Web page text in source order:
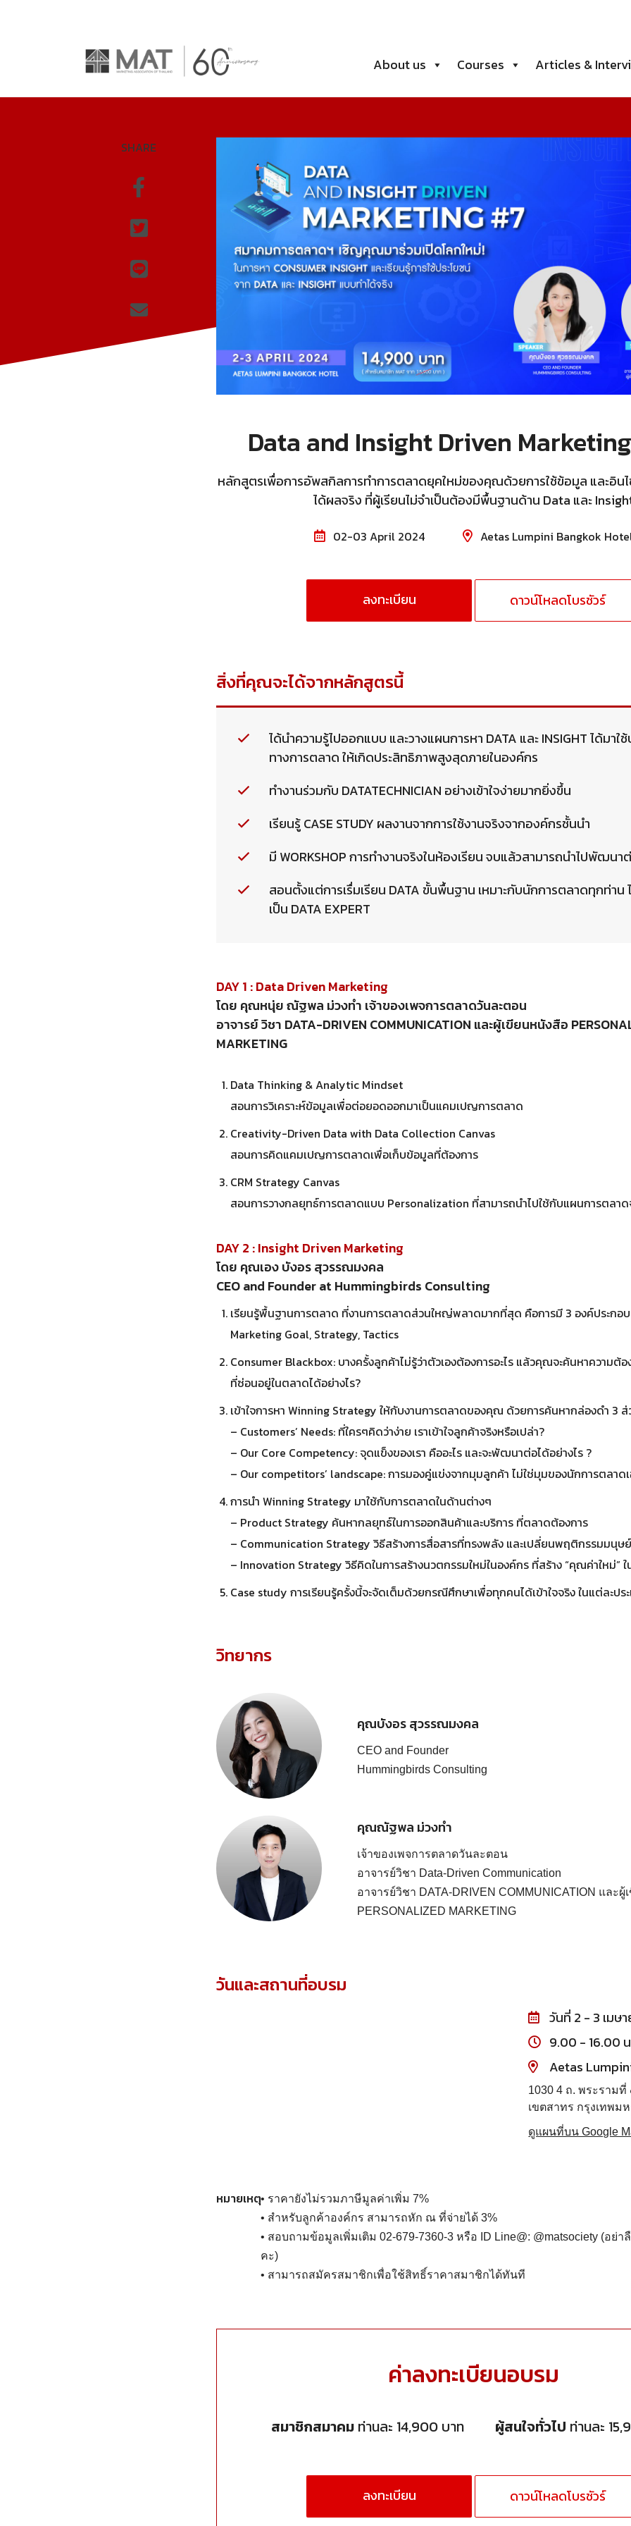
About us
Courses Articles &
SHARE
Data and Insight Driven
หลักสูตรเพื่อการอัพสกิลการทำการตลาดยุคใหม่ของคุณด้วยการใช้ข้อมูล และอิน
ได้ผลจริง ที่ผู้เรียนไม่จำเป็นต้องมีพื้นฐานด้าน Data และ
02-03 April 2024 Aetas Lumpini Bangkok
ลงทะเบียน ดาวน์โหลดโบรชัวร์
สิ่งที่คุณจะได้จากหลักสูตรนี้
ได้นำความรู้ไปออกแบบ และวางแผนการหา DATA และ INSIGHT ได้มาใ
ทางการตลาด ให้เกิดประสิทธิภาพสูงสุดภายในองค์กร
ทำงานร่วมกับ DATATECHNICIAN อย่างเข้าใจง่ายมากยิ่งขึ้น
เรียนรู้ CASE STUDY ผลงานจากการใช้งานจริงจากองค์กรชั้นนำ
มี WORKSHOP การทำงานจริงในห้องเรียน จบแล้วสามารถนำไปพัฒน
สอนตั้งแต่การเรื่มเรียน DATA ขั้นพื้นฐาน เหมาะกับนักการตลาดทุกท่าน
เป็น DATA EXPERT
DAY 1 : Data Driven Marketing
โดย คุณหนุ่ย ณัฐพล ม่วงทำ เจ้าของเพจการตลาดวันละตอน
อาจารย์ วิชา DATA-DRIVEN COMMUNICATION และผู้เขียนหนังสือ
MARKETING
Data Thinking & Analytic Mindset
สอนการวิเคราะห์ข้อมูลเพื่อต่อยอดออกมาเป็นแคมเปญการตลาด
Creativity-Driven Data with Data Collection Canvas
สอนการคิดแคมเปญการตลาดเพื่อเก็บข้อมูลที่ต้องการ
CRM Strategy Canvas
สอนการวางกลยุทธ์การตลาดแบบ Personalization ที่สามารถนำไปใช้กับแผนการตลาด
DAY 2 : Insight Driven Marketing
โดย คุณเอง บังอร สุวรรณมงคล
CEO and Founder at Hummingbirds Consulting
เรียนรู้พื้นฐานการตลาด ที่งานการตลาดส่วนใหญ่พลาดมากที่สุด คือการมี 3 องค์ประกอ
Marketing Goal, Strategy, Tactics
Consumer Blackbox: บางครั้งลูกค้าไม่รู้ว่าตัวเองต้องการอะไร แล้วคุณจะค้นหาความต้
ที่ซ่อนอยู่ในตลาดได้อย่างไร?
เข้าใจการหา Winning Strategy ให้กับงานการตลาดของคุณ​ ด้วยการค้นหากล่องดำ 3
– Customers’ Needs: ที่ใครๆคิดว่าง่าย เราเข้าใจลูกค้าจริงหรือเปล่า?
– Our Core Competency: จุดแข็งของเรา คืออะไร และจะพัฒนาต่อได้อย่างไร ?
– Our competitors’ landscape: การมองคู่แข่งจากมุมลูกค้า ไม่ใช่มุมของนักการตลาด
การนำ Winning Strategy มาใช้กับการตลาดในด้านต่างๆ
– Product Strategy ค้นหากลยุทธ์ในการออกสินค้าและบริการ ที่ตลาดต้องการ
– Communication Strategy วิธีสร้างการสื่อสารที่ทรงพลัง และเปลี่ยนพฤติกรรมมนุษ
– Innovation Strategy วิธีคิดในการสร้างนวตกรรมใหม่ในองค์กร ที่สร้าง “คุณค่าใหม่”
Case study การเรียนรู้ครั้งนี้จะจัดเต็มด้วยกรณีศึกษาเพื่อทุกคนได้เข้าใจจริง ในแต่ละปร
วิทยากร
คุณบังอร สุวรรณมงคล
CEO and Founder
Hummingbirds Consulting
คุณณัฐพล ม่วงทำ
เจ้าของเพจการตลาดวันละตอน
อาจารย์วิชา Data-Driven Communication
อาจารย์วิชา DATA-DRIVEN COMMUNICATION และผู้
PERSONALIZED MARKETING
วันและสถานที่อบรม
วันที่ 2 - 3 เมษ
9.00 - 16.00
Aetas
1030 4 ถ. พระราม
เขตสาทร กรุงเทพม
ดูแผนที่บน Google
หมายเหตุ• ราคายังไม่รวมภาษีมูลค่าเพิ่ม 7%
• สำหรับลูกค้าองค์กร สามารถหัก ณ ที่จ่ายได้ 3%
• สอบถามข้อมูลเพิ่มเติม 02-679-7360-3 หรือ ID Line@: @matsociety (อย่
คะ)
• สามารถสมัครสมาชิกเพื่อใช้สิทธิ์ราคาสมาชิกได้ทันที
ค่าลงทะเบียนอบรม
สมาชิกสมาคม ท่านละ 14,900 บาท ผู้สนใจทั่วไป ท่านละ
ลงทะเบียน ดาวน์โหลดโบรชัวร์